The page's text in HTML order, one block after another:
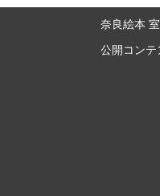
奈良絵本
公開コン